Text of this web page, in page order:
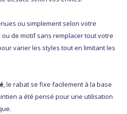
ou simplement selon votre
de motif sans remplacer tout votre
varier les styles tout en limitant les
, le rabat se fixe facilement à la base
a été pensé pour une utilisation